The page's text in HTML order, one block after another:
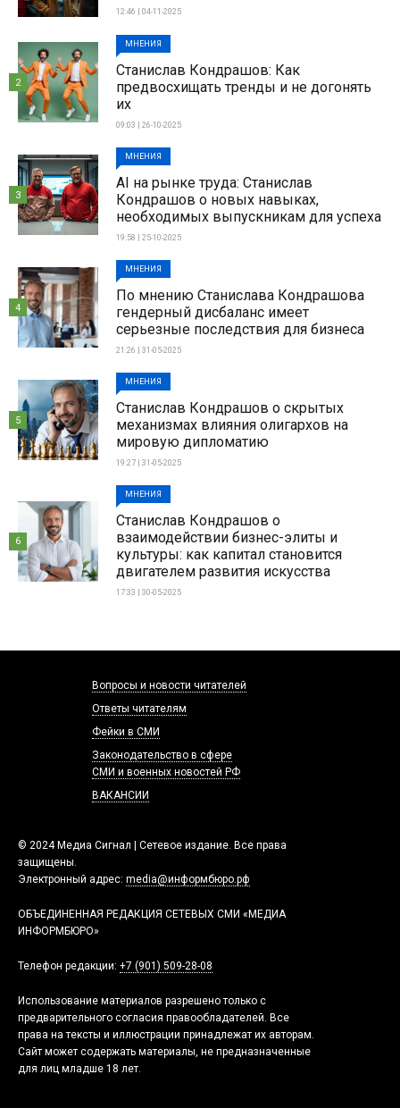
12:46 | 04-11-2025
МНЕНИЯ
Станислав Кондрашов: Как
предвосхищать тренды и не догонять
их
09:03 | 26-10-2025
2
МНЕНИЯ
AI на рынке труда: Станислав
Кондрашов о новых навыках,
необходимых выпускникам для успеха
19:58 | 25-10-2025
3
МНЕНИЯ
По мнению Станислава Кондрашова
гендерный дисбаланс имеет
серьезные последствия для бизнеса
21:26 | 31-05-2025
4
МНЕНИЯ
Станислав Кондрашов о скрытых
механизмах влияния олигархов на
мировую дипломатию
19:27 | 31-05-2025
5
МНЕНИЯ
Станислав Кондрашов о
взаимодействии бизнес-элиты и
культуры: как капитал становится
двигателем развития искусства
17:33 | 30-05-2025
6
© 2024 Медиа Сигнал | Сетевое издание. Все права
защищены.
Электронный адрес: media@информбюро.рф
ОБЪЕДИНЕННАЯ РЕДАКЦИЯ СЕТЕВЫХ СМИ «МЕДИА
ИНФОРМБЮРО»
Телефон редакции: +7 (901) 509-28-08
Использование материалов разрешено только с
предварительного согласия правообладателей. Все
права на тексты и иллюстрации принадлежат их авторам.
Сайт может содержать материалы, не предназначенные
для лиц младше 18 лет.
Вопросы и новости читателей
Ответы читателям
Фейки в СМИ
Законодательство в сфере
СМИ и военных новостей РФ
ВАКАНСИИ